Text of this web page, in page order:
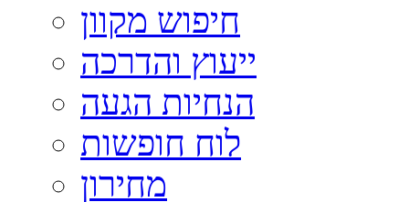
חיפוש מקוון
ייעוץ והדרכה
הנחיות הגעה
לוח חופשות
מחירון